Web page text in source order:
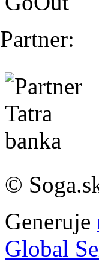
Partner:
©
Generuje
Global